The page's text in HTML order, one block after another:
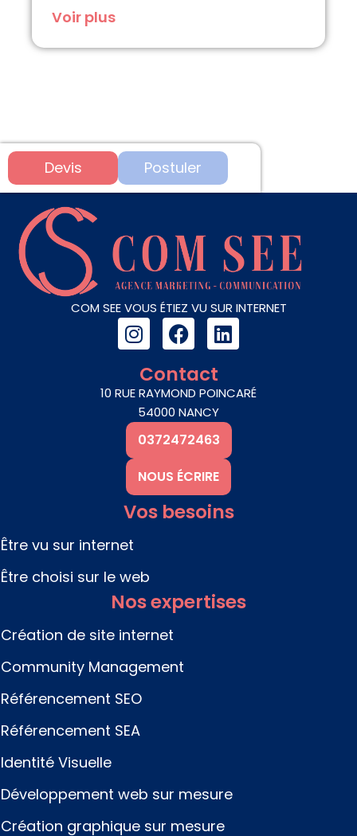
Voir plus
Devis Postuler
COM SEE VOUS ÉTIEZ VU SUR INTERNET
I
n
s
t
a
g
r
a
m
F
a
c
e
b
o
o
k
L
i
k
d
n
Contact
10 RUE RAYMOND POINCARÉ
54000 NANCY
0372472463
NOUS ÉCRIRE
Vos besoins
Être vu sur internet
Être choisi sur le web
Nos expertises
Création de site internet
Community Management
Référencement SEO
Référencement SEA
Identité Visuelle
Développement web sur mesure
Création graphique sur mesure